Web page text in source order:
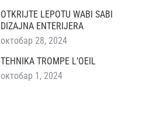
OTKRIJTE LEPOTU WABI SABI
DIZAJNA ENTERIJERA
октобар 28, 2024
TEHNIKA TROMPE L’OEIL
октобар 1, 2024